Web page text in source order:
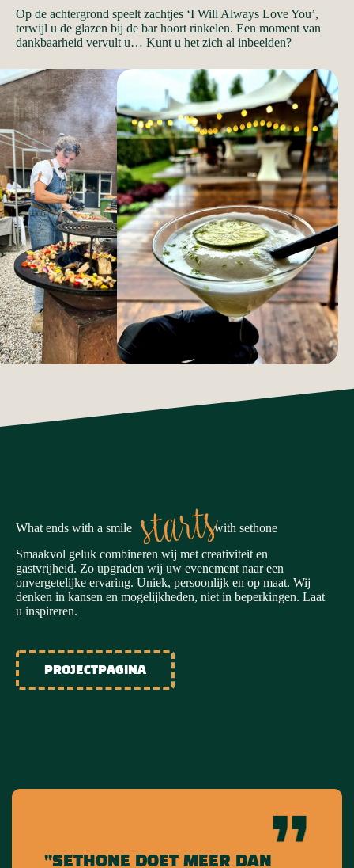
Op de achtergrond speelt zachtjes ‘I Will Always Love You’,
terwijl u de glazen bij de bar hoort rinkelen. Een moment van
dankbaarheid vervult u… Kunt u het zich al inbeelden?
What ends with a smile startswith sethone
Smaakvol geluk combineren wij met creativiteit en
gastvrijheid. Zo upgraden wij uw evenement naar een
onvergetelijke ervaring. Uniek, persoonlijk en op maat. Wij
denken in kansen en mogelijkheden, niet in beperkingen. Laat
u inspireren.
PROJECTPAGINA
“SETHONE DOET MEER DAN